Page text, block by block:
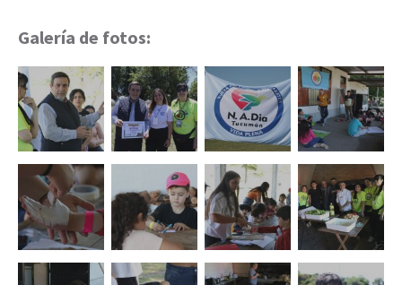
Galería de fotos: